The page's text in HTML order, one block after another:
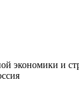
экономики и